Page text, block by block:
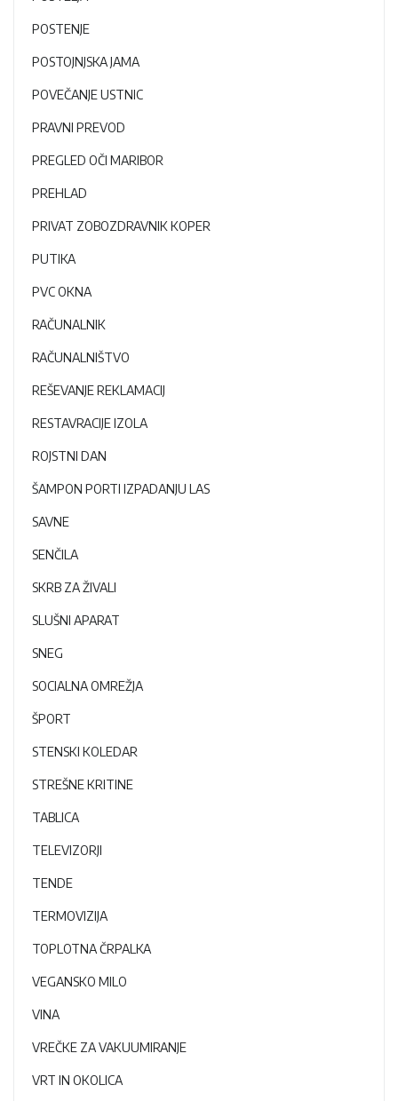
POSTENJE
POSTOJNJSKA JAMA
POVEČANJE USTNIC
PRAVNI PREVOD
PREGLED OČI MARIBOR
PREHLAD
PRIVAT ZOBOZDRAVNIK KOPER
PUTIKA
PVC OKNA
RAČUNALNIK
RAČUNALNIŠTVO
REŠEVANJE REKLAMACIJ
RESTAVRACIJE IZOLA
ROJSTNI DAN
ŠAMPON PORTI IZPADANJU LAS
SAVNE
SENČILA
SKRB ZA ŽIVALI
SLUŠNI APARAT
SNEG
SOCIALNA OMREŽJA
ŠPORT
STENSKI KOLEDAR
STREŠNE KRITINE
TABLICA
TELEVIZORJI
TENDE
TERMOVIZIJA
TOPLOTNA ČRPALKA
VEGANSKO MILO
VINA
VREČKE ZA VAKUUMIRANJE
VRT IN OKOLICA